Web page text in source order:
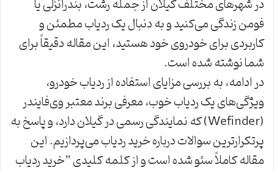
در شهرهای مختلف گیلان از جمله رشت، بندرانزلی یا
فومن زندگی می‌کنید و به دنبال یک ردیاب مطمئن و
کاربردی برای خودروی خود هستید، این مقاله دقیقاً برای
شما نوشته شده است.
در ادامه، به بررسی مزایای استفاده از ردیاب خودرو،
ویژگی‌های یک ردیاب خوب، معرفی برند معتبر وی‌فایندر
(Wefinder) که نمایندگی رسمی در گیلان دارد، و پاسخ به
پرتکرارترین سوالات درباره خرید ردیاب می‌پردازیم. این
مقاله کاملاً سئو شده است و از کلمه کلیدی “خرید ردیاب